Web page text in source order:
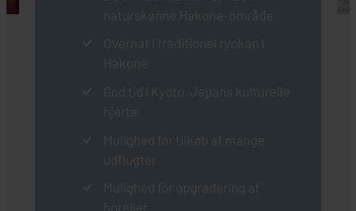
naturskønne Hakone-område
Overnat i traditionel ryokan i
Hakone
God tid i Kyoto, Japans kulturelle
hjerte
Mulighed for tilkøb af mange
udflugter
Mulighed for opgradering af
hoteller